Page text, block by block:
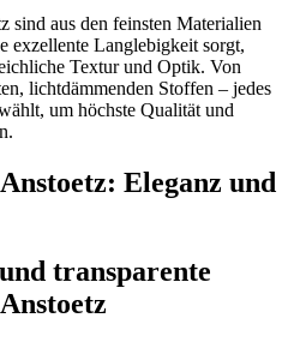
sind aus den feinsten Materialien
exzellente Langlebigkeit sorgt,
Textur und Optik. Von
lichtdämmenden Stoffen – jedes
um höchste Qualität und
Eleganz und
transparente